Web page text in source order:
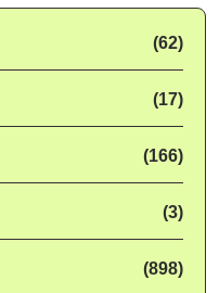
(62)
(17)
(166)
(3)
(898)